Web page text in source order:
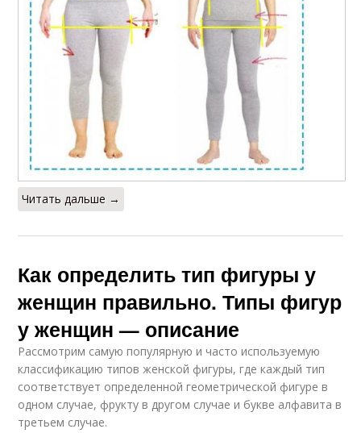
Читать дальше →
Как определить тип фигуры у
женщин правильно. Типы фигур
у женщин — описание
Рассмотрим самую популярную и часто используемую
классификацию типов женской фигуры, где каждый тип
соответствует определенной геометрической фигуре в
одном случае, фрукту в другом случае и букве алфавита в
третьем случае.